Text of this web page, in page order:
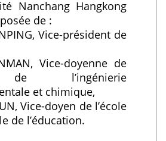
Nanchang Hangkong
de :
Vice-président de
Vice-doyenne de
l’ingénierie
et chimique,
Vice-doyen de l’école
de l’éducation.